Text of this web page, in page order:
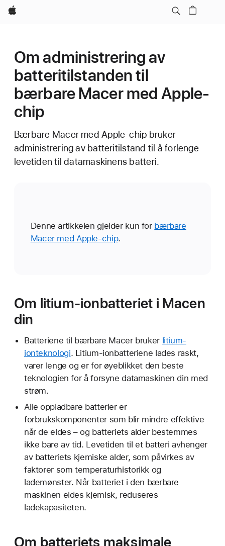
Apple
Om administrering av
batteritilstanden til
bærbare Macer med Apple-
chip
Bærbare Macer med Apple-chip bruker
administrering av batteritilstand til å forlenge
levetiden til datamaskinens batteri.
Denne artikkelen gjelder kun for bærbare
Macer med Apple-chip.
Om litium-ionbatteriet i Macen
din
Batteriene til bærbare Macer bruker litium-
ionteknologi. Litium-ionbatteriene lades raskt,
varer lenge og er for øyeblikket den beste
teknologien for å forsyne datamaskinen din med
strøm.
Alle oppladbare batterier er
forbrukskomponenter som blir mindre effektive
når de eldes – og batteriets alder bestemmes
ikke bare av tid. Levetiden til et batteri avhenger
av batteriets kjemiske alder, som påvirkes av
faktorer som temperaturhistorikk og
lademønster. Når batteriet i den bærbare
maskinen eldes kjemisk, reduseres
ladekapasiteten.
Om batteriets maksimale